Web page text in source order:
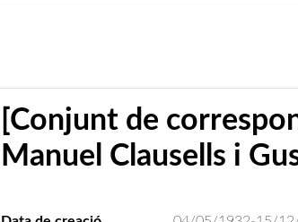
[Conjunt de
Manuel Clausells i